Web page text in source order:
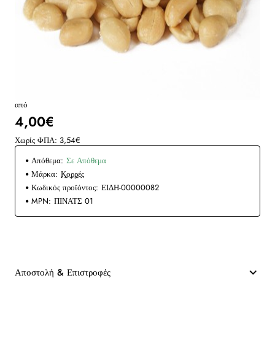
από
4,00€
Χωρίς ΦΠΑ: 3,54€
Απόθεμα: Σε Απόθεμα
Μάρκα: Κορρές
Κωδικός προϊόντος: ΕΙΔΗ-00000082
MPN: ΠΙΝΑΤΣ 01
Αποστολή & Επιστροφές